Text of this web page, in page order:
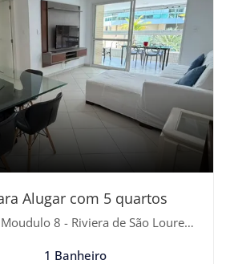
Alugar com 5 quartos
8 - Riviera de São Lourenço, Bertioga-SP
1 Banheiro